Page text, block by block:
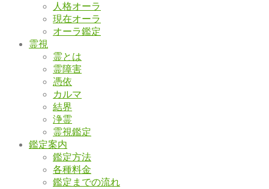
人格オーラ
現在オーラ
オーラ鑑定
霊視
霊とは
霊障害
憑依
カルマ
結界
浄霊
霊視鑑定
鑑定案内
鑑定方法
各種料金
鑑定までの流れ